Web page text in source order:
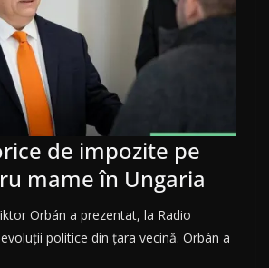
de impozite pe
mame în Ungaria
Orbán a prezentat, la Radio
politice din țara vecină. Orbán a